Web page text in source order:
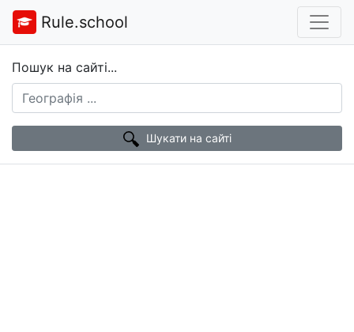
Rule.school
Пошук на сайті...
Шукати на сайті